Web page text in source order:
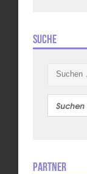
Suche
nach:
Partner